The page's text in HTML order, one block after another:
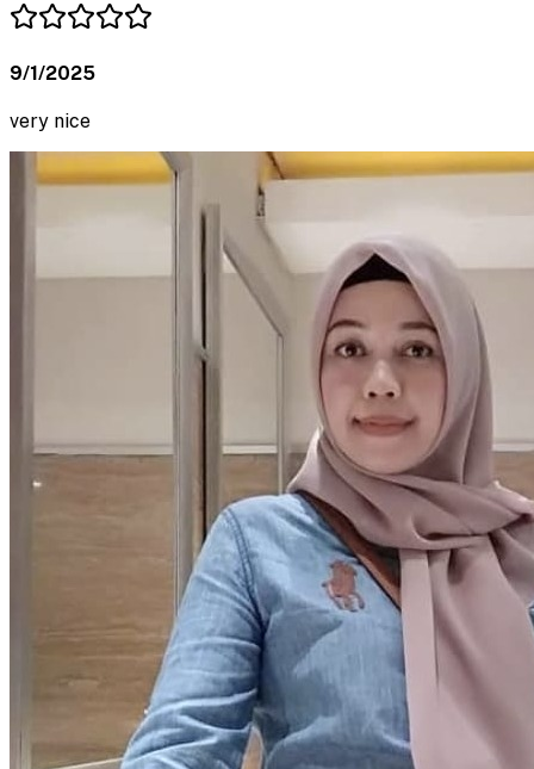
9/1/2025
very nice